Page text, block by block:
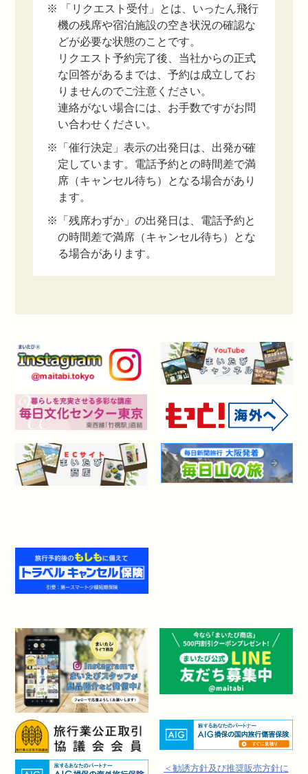
＜勧誘方針及び推奨販売方針に
※ 「リクエスト受付」とは、いったん飛行
機の残席や宿泊施設の空き状況の確認な
どが必要な状態のことです。
リクエスト予約完了後、当社からの正式
な回答があるまでは、予約は成立してお
りませんのでご注意ください。
連絡がない場合には、お手数ですがお問
い合わせください。
※「催行決定」表示の出発日は、出発が確
定しています。電話予約との時間差で満
席（キャンセル待ち）となる場合があり
ます。
※「残席わずか」の出発日は、電話予約と
の時間差で満席（キャンセル待ち）とな
る場合があります。